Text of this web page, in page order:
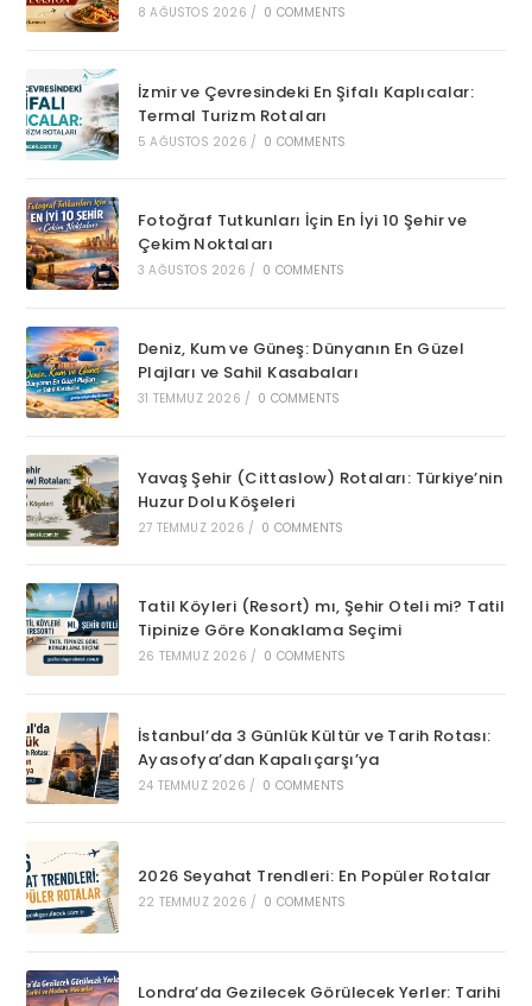
8 AĞUSTOS 2026 / 0 COMMENTS
İzmir ve Çevresindeki En Şifalı Kaplıcalar:
Termal Turizm Rotaları
5 AĞUSTOS 2026 / 0 COMMENTS
Fotoğraf Tutkunları İçin En İyi 10 Şehir ve
Çekim Noktaları
3 AĞUSTOS 2026 / 0 COMMENTS
Deniz, Kum ve Güneş: Dünyanın En Güzel
Plajları ve Sahil Kasabaları
31 TEMMUZ 2026 / 0 COMMENTS
Yavaş Şehir (Cittaslow) Rotaları: Türkiye’nin
Huzur Dolu Köşeleri
27 TEMMUZ 2026 / 0 COMMENTS
Tatil Köyleri (Resort) mı, Şehir Oteli mi? Tatil
Tipinize Göre Konaklama Seçimi
26 TEMMUZ 2026 / 0 COMMENTS
İstanbul’da 3 Günlük Kültür ve Tarih Rotası:
Ayasofya’dan Kapalıçarşı’ya
24 TEMMUZ 2026 / 0 COMMENTS
2026 Seyahat Trendleri: En Popüler Rotalar
22 TEMMUZ 2026 / 0 COMMENTS
Londra’da Gezilecek Görülecek Yerler: Tarihi